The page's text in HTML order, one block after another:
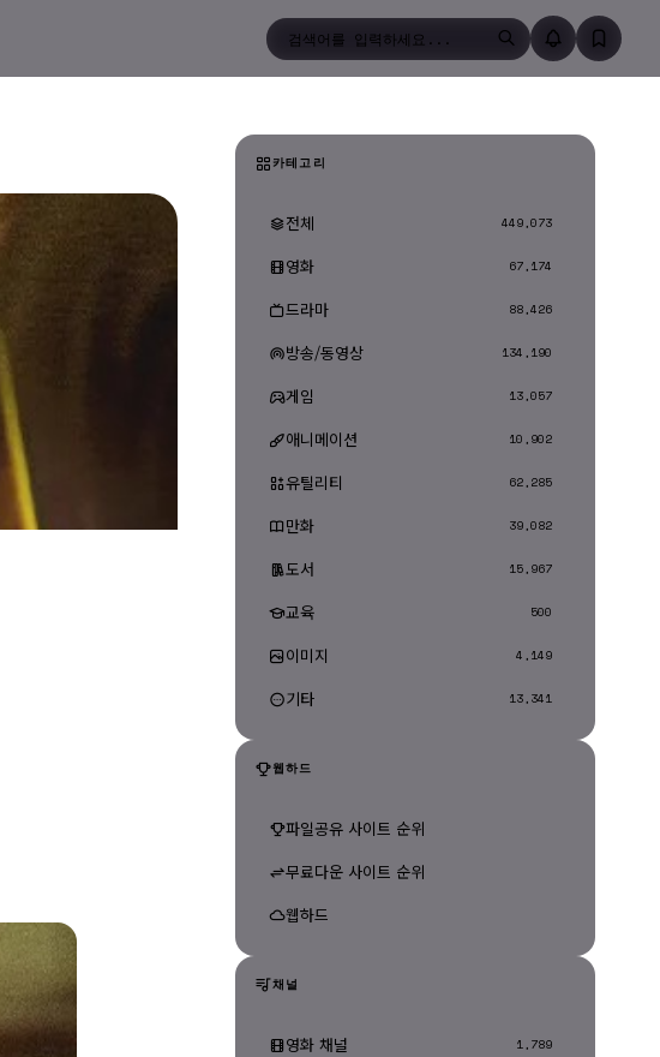
검색
카테고리
전체 449,073
영화 67,174
드라마 88,426
방송/동영상 134,190
게임 13,057
애니메이션 10,902
유틸리티 62,285
만화 39,082
도서 15,967
교육 500
이미지 4,149
기타 13,341
웹하드
파일공유 사이트 순위
무료다운 사이트 순위
웹하드
채널
영화 채널 1,789